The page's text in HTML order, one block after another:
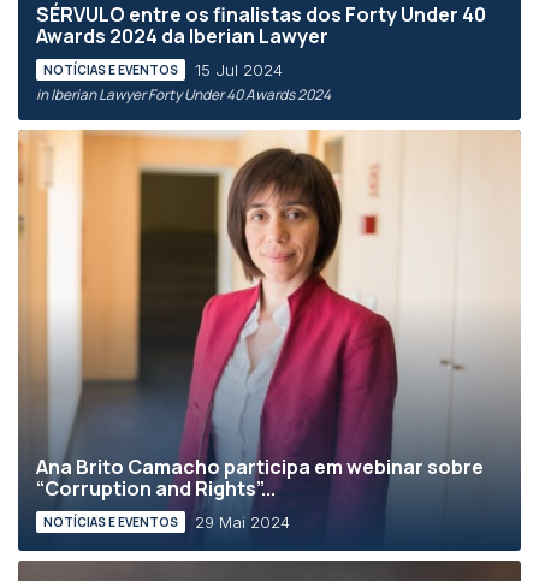
SÉRVULO entre os finalistas dos Forty Under 40
Awards 2024 da Iberian Lawyer
NOTÍCIAS E EVENTOS 15 Jul 2024
in Iberian Lawyer Forty Under 40 Awards 2024
Ana Brito Camacho participa em webinar sobre
“Corruption and Rights”...
NOTÍCIAS E EVENTOS 29 Mai 2024